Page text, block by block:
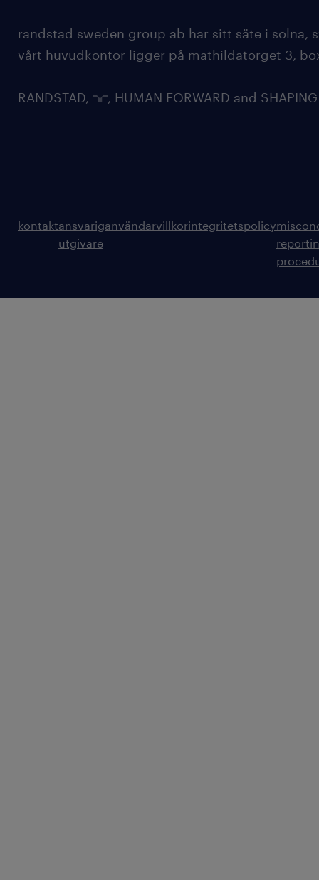
randstad sweden group ab har sitt säte i solna,
vårt huvudkontor ligger på mathildatorget 3,
RANDSTAD, , HUMAN FORWARD and
kontaktansvarig
utgivare
användarvillkorintegritetspolicy